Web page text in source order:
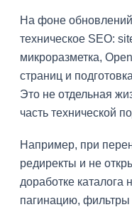
На фоне
техническое SEO:
микроразметка,
страниц и
Это не отдельная
часть технической
Например, при
редиректы и не
доработке каталога
пагинацию, фильтры